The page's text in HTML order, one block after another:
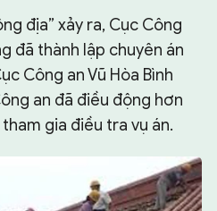
địa” xảy ra, Cục Công
đã thành lập chuyên án
Công an Vũ Hòa Bình
an đã điều động hơn
gia điều tra vụ án.